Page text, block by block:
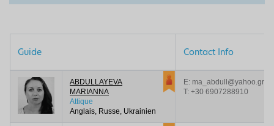
Guide Contact Info
ABDULLAYEVA
MARIANNA
Attique
Anglais, Russe, Ukrainien
E: ma_abdull@yahoo.gr
T: +30 6907288910